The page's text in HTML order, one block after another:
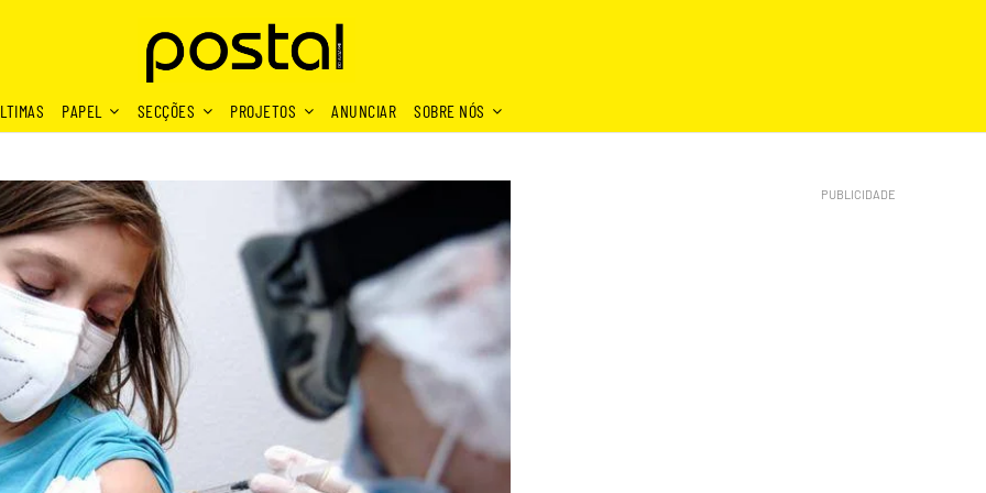
PAPEL SECÇÕES PROJETOS ANUNCIAR SOBRE NÓS